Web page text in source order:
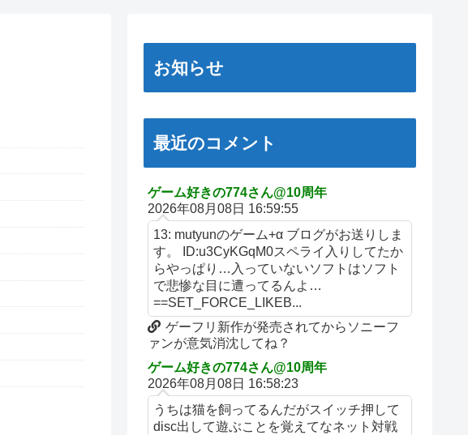
お知らせ
最近のコメント
ゲーム好きの774さん@10周年
2026年08月08日 16:59:55
13: mutyunのゲーム+α ブログがお送りしま
す。 ID:u3CyKGqM0スペライ入りしてたか
らやっぱり…入っていないソフトはソフト
で悲惨な目に遭ってるんよ…
==SET_FORCE_LIKEB...
ゲーフリ新作が発売されてからソニーフ
ァンが意気消沈してね？
ゲーム好きの774さん@10周年
2026年08月08日 16:58:23
うちは猫を飼ってるんだがスイッチ押して
disc出して遊ぶことを覚えてなネット対戦